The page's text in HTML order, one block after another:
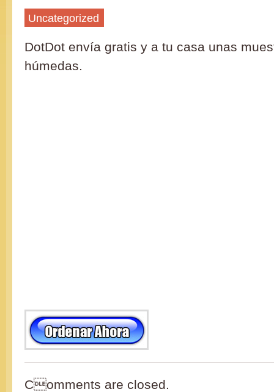
Uncategorized
DotDot envía gratis y a tu casa unas
húmedas.
Comments are closed.